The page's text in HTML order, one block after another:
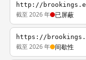
http://
截至 2026 年 已屏蔽
https://
截至 2026 年 间歇性